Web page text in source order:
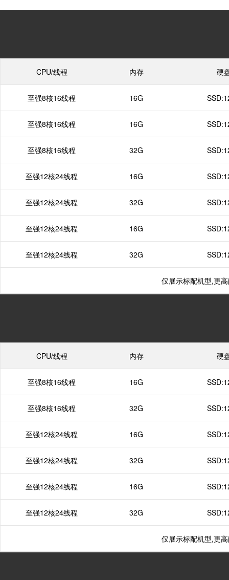
CPU/线程 内存 硬
至强8核16线程 16G
至强8核16线程 16G
至强8核16线程 32G
至强12核24线程 16G
至强12核24线程 32G
至强12核24线程 16G
至强12核24线程 32G
仅展示标配机型,更
CPU/线程 内存 硬
至强8核16线程 16G
至强8核16线程 32G
至强12核24线程 16G
至强12核24线程 32G
至强12核24线程 16G
至强12核24线程 32G
仅展示标配机型,更